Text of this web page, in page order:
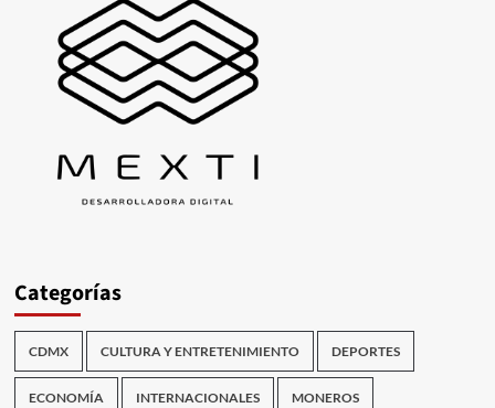
Categorías
CDMX CULTURA Y ENTRETENIMIENTO DEPORTES
ECONOMÍA INTERNACIONALES MONEROS